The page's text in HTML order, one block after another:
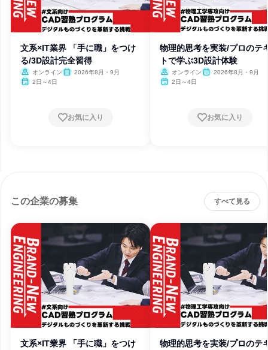
文系×IT業界 「手に職」をつけ
る/3D設計完全習得
オンライン
2026年8月・9月
2日～4日
お気に入り
物理的思考を実装/プロのテ
トで学ぶ3D設計体験
オンライン
2026年8月・9月
2日～4日
お気に入り
この企業の募集 すべて見る
文系×IT業界 「手に職」をつけ
物理的思考を実装/プロのテ